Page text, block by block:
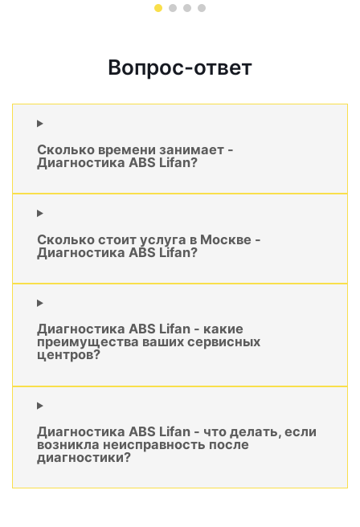
Вопрос-ответ
Сколько времени занимает -
Диагностика ABS Lifan?
Сколько стоит услуга в Москве -
Диагностика ABS Lifan?
Диагностика ABS Lifan - какие
преимущества ваших сервисных
центров?
Диагностика ABS Lifan - что делать, если
возникла неисправность после
диагностики?